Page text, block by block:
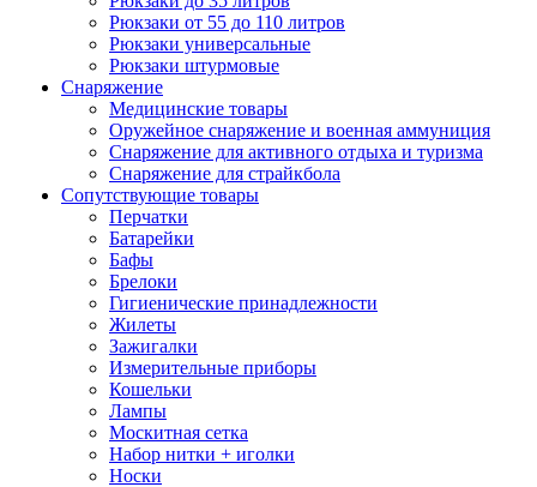
Рюкзаки от 55 до 110 литров
Рюкзаки универсальные
Рюкзаки штурмовые
Снаряжение
Медицинские товары
Оружейное снаряжение и военная аммуниция
Снаряжение для активного отдыха и туризма
Снаряжение для страйкбола
Сопутствующие товары
Перчатки
Батарейки
Бафы
Брелоки
Гигиенические принадлежности
Жилеты
Зажигалки
Измерительные приборы
Кошельки
Лампы
Москитная сетка
Набор нитки + иголки
Носки